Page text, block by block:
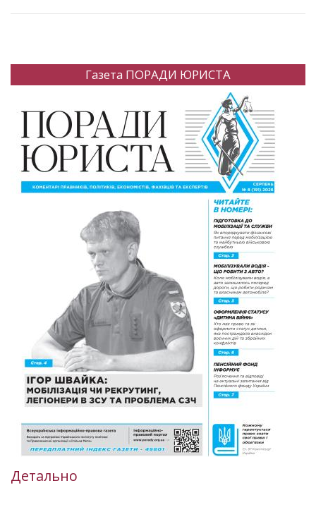
Газета ПОРАДИ ЮРИСТА
Детально